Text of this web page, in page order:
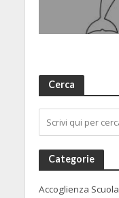
Cerca
Categorie
Accoglienza Scuola